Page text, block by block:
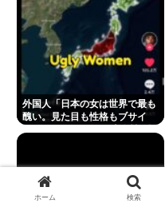
外国人「日本の女は世界で最も
醜い。見た目も性格もブサイ
ホーム 検索